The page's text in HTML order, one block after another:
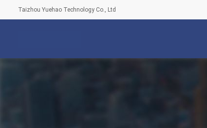
Taizhou Yuehao Technology Co., Ltd